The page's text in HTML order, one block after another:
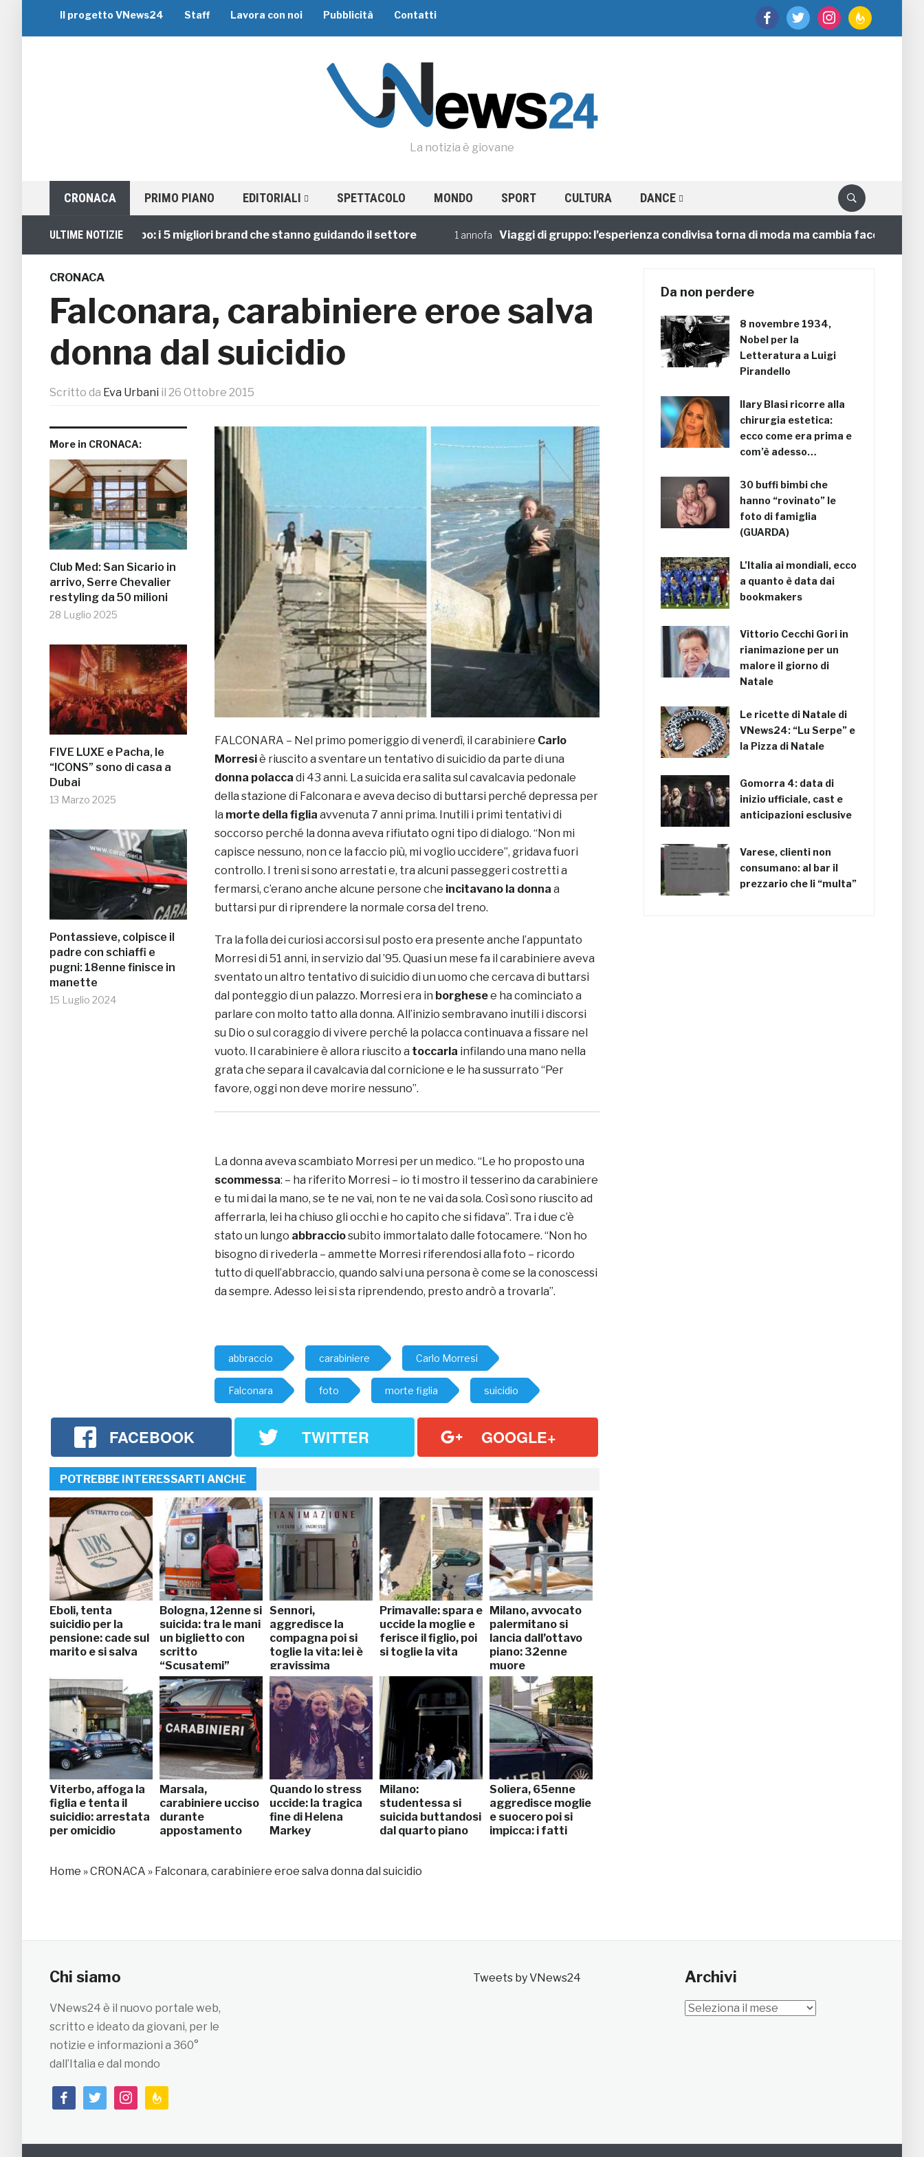
facebooktwitter instagramfeedburner
Il progetto VNews24 Staff Lavora con noi Pubblicità Contatti
La notizia è giovane
CRONACA PRIMO PIANO EDITORIALI SPETTACOLO MONDO SPORT CULTURA DANCE
ULTIME NOTIZIE
Viaggi di Gruppo: i 5 migliori brand che stanno guidando il settore 1 annofa Viaggi di gruppo: l’esperienza condivisa torna di moda ma cambia faccia
CRONACA
Falconara, carabiniere eroe salva
donna dal suicidio
Scritto da Eva Urbani il 26 Ottobre 2015
More in CRONACA:
Club Med: San Sicario in
arrivo, Serre Chevalier
restyling da 50 milioni
28 Luglio 2025
FIVE LUXE e Pacha, le
“ICONS” sono di casa a
Dubai
13 Marzo 2025
Pontassieve, colpisce il
padre con schiaffi e
pugni: 18enne finisce in
manette
15 Luglio 2024
FALCONARA – Nel primo pomeriggio di venerdì, il carabiniere Carlo
Morresiè riuscito a sventare un tentativo di suicidio da parte di una
donna polacca di 43 anni. La suicida era salita sul cavalcavia pedonale
della stazione di Falconara e aveva deciso di buttarsi perché depressa per
la morte della figlia avvenuta 7 anni prima. Inutili i primi tentativi di
soccorso perché la donna aveva rifiutato ogni tipo di dialogo. “Non mi
capisce nessuno, non ce la faccio più, mi voglio uccidere”, gridava fuori
controllo. I treni si sono arrestati e, tra alcuni passeggeri costretti a
fermarsi, c’erano anche alcune persone che incitavano la donna a
buttarsi pur di riprendere la normale corsa del treno.
Tra la folla dei curiosi accorsi sul posto era presente anche l’appuntato
Morresi di 51 anni, in servizio dal ’95. Quasi un mese fa il carabiniere aveva
sventato un altro tentativo di suicidio di un uomo che cercava di buttarsi
dal ponteggio di un palazzo. Morresi era in borghesee ha cominciato a
parlare con molto tatto alla donna. All’inizio sembravano inutili i discorsi
su Dio o sul coraggio di vivere perché la polacca continuava a fissare nel
vuoto. Il carabiniere è allora riuscito a toccarla infilando una mano nella
grata che separa il cavalcavia dal cornicione e le ha sussurrato “Per
favore, oggi non deve morire nessuno”.
La donna aveva scambiato Morresi per un medico. “Le ho proposto una
scommessa: – ha riferito Morresi – io ti mostro il tesserino da carabiniere
e tu mi dai la mano, se te ne vai, non te ne vai da sola. Così sono riuscito ad
afferrarla, lei ha chiuso gli occhi e ho capito che si fidava”. Tra i due c’è
stato un lungo abbracciosubito immortalato dalle fotocamere. “Non ho
bisogno di rivederla – ammette Morresi riferendosi alla foto – ricordo
tutto di quell’abbraccio, quando salvi una persona è come se la conoscessi
da sempre. Adesso lei si sta riprendendo, presto andrò a trovarla”.
abbraccio carabiniere Carlo Morresi
Falconara foto morte figlia suicidio
FACEBOOK TWITTER GOOGLE+
POTREBBE INTERESSARTI ANCHE
Eboli, tenta
suicidio per la
pensione: cade sul
marito e si salva
Bologna, 12enne si
suicida: tra le mani
un biglietto con
scritto
“Scusatemi”
Sennori,
aggredisce la
compagna poi si
toglie la vita: lei è
gravissima
Primavalle: spara e
uccide la moglie e
ferisce il figlio, poi
si toglie la vita
Milano, avvocato
palermitano si
lancia dall’ottavo
piano: 32enne
muore
Viterbo, affoga la
figlia e tenta il
suicidio: arrestata
per omicidio
Marsala,
carabiniere ucciso
durante
appostamento
Quando lo stress
uccide: la tragica
fine di Helena
Markey
Milano:
studentessa si
suicida buttandosi
dal quarto piano
Soliera, 65enne
aggredisce moglie
e suocero poi si
impicca: i fatti
Home »CRONACA » Falconara, carabiniere eroe salva donna dal suicidio
Da non perdere
8 novembre 1934,
Nobel per la
Letteratura a Luigi
Pirandello
Ilary Blasi ricorre alla
chirurgia estetica:
ecco come era prima e
com’è adesso…
30 buffi bimbi che
hanno “rovinato” le
foto di famiglia
(GUARDA)
L’Italia ai mondiali, ecco
a quanto è data dai
bookmakers
Vittorio Cecchi Gori in
rianimazione per un
malore il giorno di
Natale
Le ricette di Natale di
VNews24: “Lu Serpe” e
la Pizza di Natale
Gomorra 4: data di
inizio ufficiale, cast e
anticipazioni esclusive
Varese, clienti non
consumano: al bar il
prezzario che li “multa”
Chi siamo
VNews24 è il nuovo portale web,
scritto e ideato da giovani, per le
notizie e informazioni a 360°
dall’Italia e dal mondo
facebooktwitterinstagramfeedburner
Tweets by VNews24 Archivi
Archivi